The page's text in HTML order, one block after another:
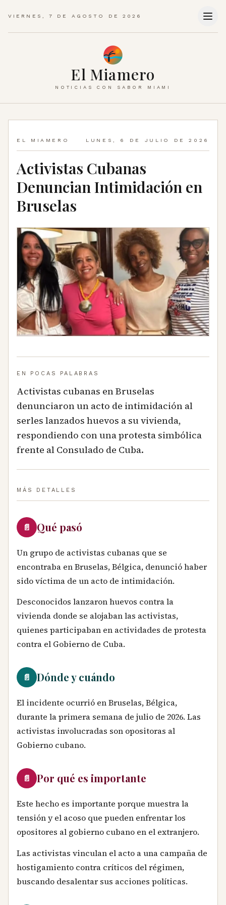
VIERNES, 7 DE AGOSTO DE 2026
El Miamero
NOTICIAS CON SABOR MIAMI
EL MIAMERO LUNES, 6 DE JULIO DE 2026
Activistas Cubanas
Denuncian Intimidación en
Bruselas
EN POCAS PALABRAS
Activistas cubanas en Bruselas
denunciaron un acto de intimidación al
serles lanzados huevos a su vivienda,
respondiendo con una protesta simbólica
frente al Consulado de Cuba.
MÁS DETALLES
📄 Qué pasó
Un grupo de activistas cubanas que se
encontraba en Bruselas, Bélgica, denunció haber
sido víctima de un acto de intimidación.
Desconocidos lanzaron huevos contra la
vivienda donde se alojaban las activistas,
quienes participaban en actividades de protesta
contra el Gobierno de Cuba.
📄 Dónde y cuándo
El incidente ocurrió en Bruselas, Bélgica,
durante la primera semana de julio de 2026. Las
activistas involucradas son opositoras al
Gobierno cubano.
📄 Por qué es importante
Este hecho es importante porque muestra la
tensión y el acoso que pueden enfrentar los
opositores al gobierno cubano en el extranjero.
Las activistas vinculan el acto a una campaña de
hostigamiento contra críticos del régimen,
buscando desalentar sus acciones políticas.